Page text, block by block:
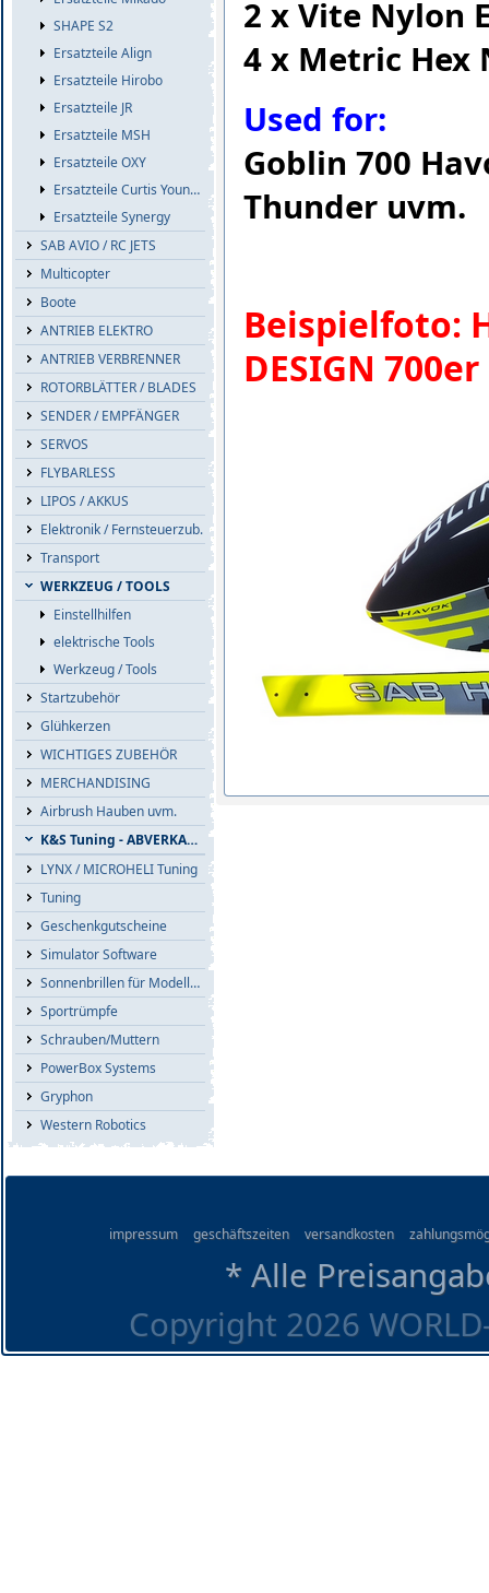
SHAPE S2
Ersatzteile Align
Ersatzteile Hirobo
Ersatzteile JR
Ersatzteile MSH
Ersatzteile OXY
Ersatzteile Curtis Youngblood
Ersatzteile Synergy
SAB AVIO / RC JETS
Multicopter
Boote
ANTRIEB ELEKTRO
ANTRIEB VERBRENNER
ROTORBLÄTTER / BLADES
SENDER / EMPFÄNGER
SERVOS
FLYBARLESS
LIPOS / AKKUS
Elektronik / Fernsteuerzub.
Transport
WERKZEUG / TOOLS
Einstellhilfen
elektrische Tools
Werkzeug / Tools
Startzubehör
Glühkerzen
WICHTIGES ZUBEHÖR
MERCHANDISING
Airbrush Hauben uvm.
K&S Tuning - ABVERKAUF
LYNX / MICROHELI Tuning
Tuning
Geschenkgutscheine
Simulator Software
Sonnenbrillen für Modellflieger
Sportrümpfe
Schrauben/Muttern
PowerBox Systems
Gryphon
Western Robotics
2 x Vite Nylon
4 x Metric Hex
Used for:
Goblin 700
Thunder uvm.
Beispielfoto:
DESIGN
impressum geschäftszeiten versandkosten
* Alle
Copyright 2026